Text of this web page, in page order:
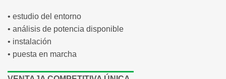
• estudio del entorno
• análisis de potencia disponible
• instalación
• puesta en marcha